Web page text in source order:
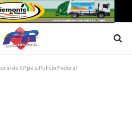
de SP pela Polícia Federal